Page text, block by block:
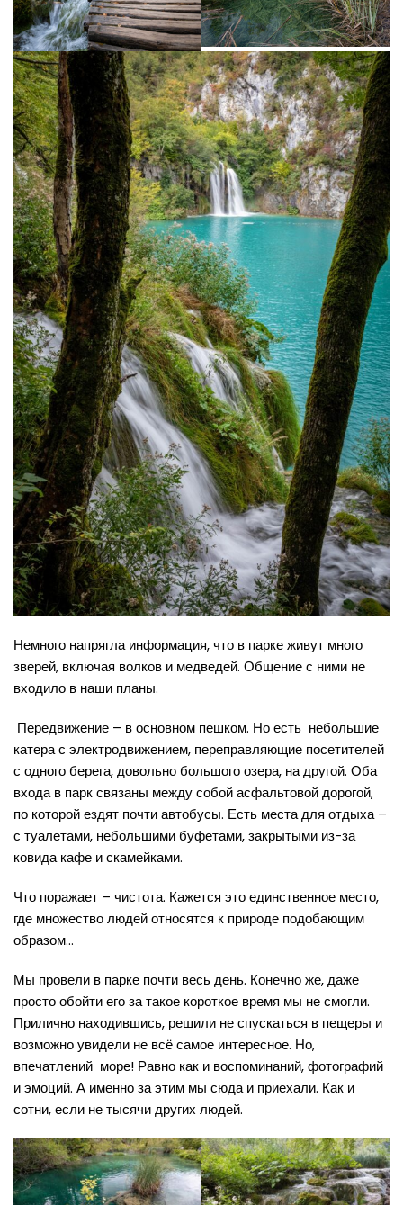
Немного напрягла информация, что в парке живут много
зверей, включая волков и медведей. Общение с ними не
входило в наши планы.
Передвижение – в основном пешком. Но есть небольшие
катера с электродвижением, переправляющие посетителей
с одного берега, довольно большого озера, на другой. Оба
входа в парк связаны между собой асфальтовой дорогой,
по которой ездят почти автобусы. Есть места для отдыха –
с туалетами, небольшими буфетами, закрытыми из-за
ковида кафе и скамейками.
Что поражает – чистота. Кажется это единственное место,
где множество людей относятся к природе подобающим
образом…
Мы провели в парке почти весь день. Конечно же, даже
просто обойти его за такое короткое время мы не смогли.
Прилично находившись, решили не спускаться в пещеры и
возможно увидели не всё самое интересное. Но,
впечатлений море! Равно как и воспоминаний, фотографий
и эмоций. А именно за этим мы сюда и приехали. Как и
сотни, если не тысячи других людей.